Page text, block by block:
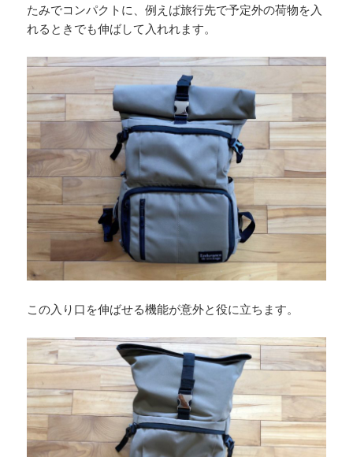
たみでコンパクトに、例えば旅行先で予定外の荷物を入
れるときでも伸ばして入れれます。
この入り口を伸ばせる機能が意外と役に立ちます。